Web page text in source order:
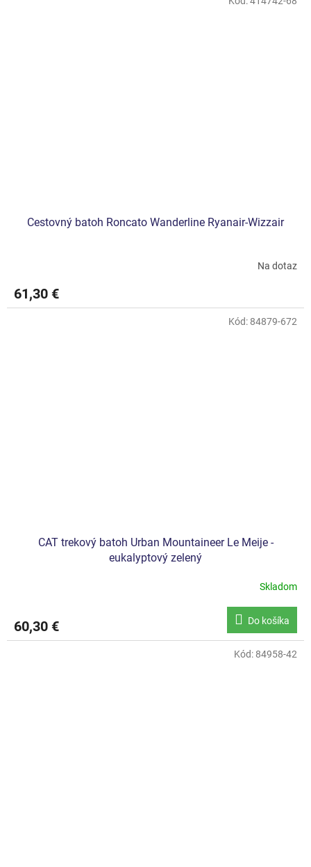
Cestovný batoh Roncato Wanderline Ryanair-Wizzair
Na dotaz
61,30 €
CAT trekový batoh Urban Mountaineer Le Meije -
eukalyptový zelený
Skladom
60,30 € Do košíka
Kód: 84879-672
Kód: 84958-42